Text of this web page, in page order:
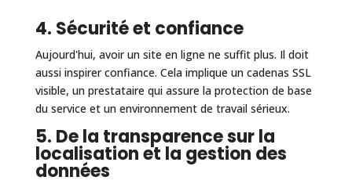
4. Sécurité et confiance
Aujourd'hui, avoir un site en ligne ne suffit plus. Il doit
aussi inspirer confiance. Cela implique un cadenas SSL
visible, un prestataire qui assure la protection de base
du service et un environnement de travail sérieux.
5. De la transparence sur la
localisation et la gestion des
données